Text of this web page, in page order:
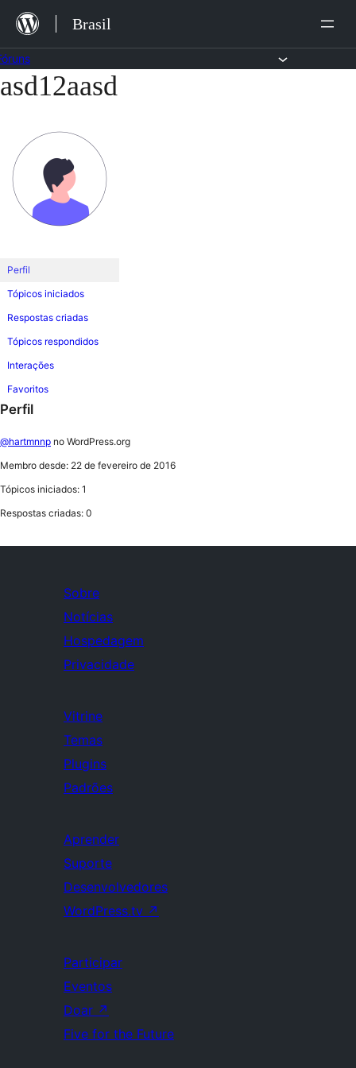
para
o
conteúdo
Brasil
Pular
conteúdo
asd12aasd
Perfil
Tópicos iniciados
Respostas criadas
Tópicos respondidos
Interações
Favoritos
Perfil
@hartmnnp no WordPress.org
Membro desde: 22 de fevereiro de 2016
Tópicos iniciados: 1
Respostas criadas: 0
Sobre
Notícias
Hospedagem
Privacidade
Vitrine
Temas
Plugins
Padrões
Aprender
Suporte
Desenvolvedores
WordPress.tv ↗
Participar
Eventos
Doar ↗
Five for the Future